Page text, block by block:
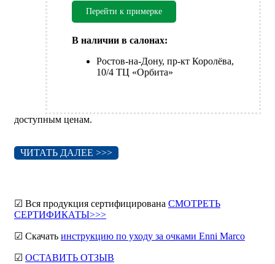
Перейти к примерке
В наличии в салонах:
Ростов-на-Дону, пр-кт Королёва,
10/4 ТЦ «Орбита»
доступным ценам.
ЧИТАТЬ ДАЛЕЕ >>>
☑ Вся продукция сертифицирована СМОТРЕТЬ
СЕРТИФИКАТЫ>>>
☑ Скачать инструкцию по уходу за очками Enni Marco
☑ ОСТАВИТЬ ОТЗЫВ